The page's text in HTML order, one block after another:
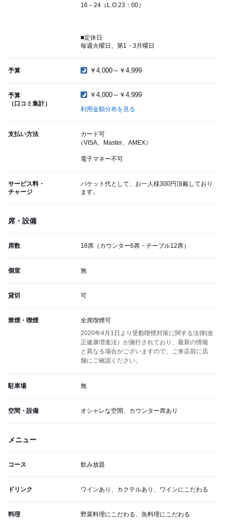
16－24（L.O.23：00）
■定休日
毎週火曜日、第1・3月曜日
予算 ￥4,000～￥4,999
予算
（口コミ集計）
￥4,000～￥4,999
利用金額分布を見る
支払い方法
カード可
（VISA、Master、AMEX）
電子マネー不可
サービス料・
チャージ
バケット代として、お一人様300円頂戴しており
ます。
席・設備
席数 18席（カウンター6席・テーブル12席）
個室 無
貸切 可
禁煙・喫煙
全席喫煙可
2020年4月1日より受動喫煙対策に関する法律(改
正健康増進法）が施行されており、最新の情報
と異なる場合がございますので、ご来店前に店
舗にご確認ください。
駐車場 無
空間・設備 オシャレな空間、カウンター席あり
メニュー
コース 飲み放題
ドリンク ワインあり、カクテルあり、ワインにこだわる
料理 野菜料理にこだわる、魚料理にこだわる